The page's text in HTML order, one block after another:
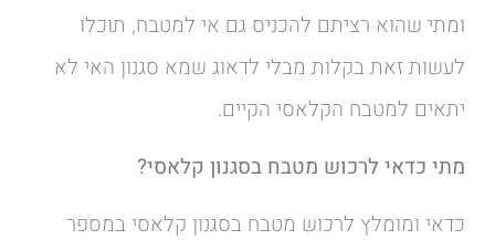
ומתי שהוא רציתם להכניס גם אי למטבח, תוכלו
לעשות זאת בקלות מבלי לדאוג שמא סגנון האי לא
יתאים למטבח הקלאסי הקיים.
מתי כדאי לרכוש מטבח בסגנון קלאסי?
כדאי ומומלץ לרכוש מטבח בסגנון קלאסי במספר